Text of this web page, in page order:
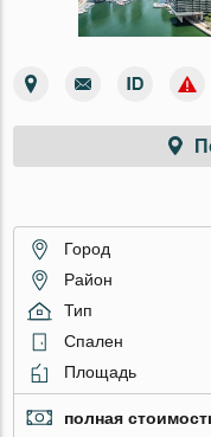
Город
Район
Тип
Спален
Площадь
полная